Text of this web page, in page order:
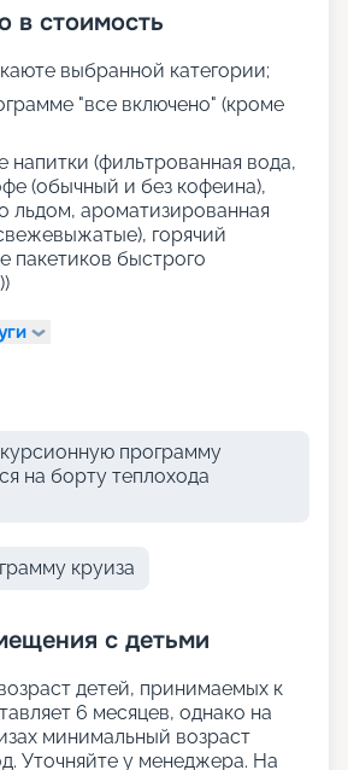
в стоимость
выбранной категории;
"все включено" (кроме
напитки (фильтрованная вода,
(обычный и без кофеина),
льдом, ароматизированная
горячий
пакетиков быстрого
программу
на борту теплохода
круиза
с детьми
детей, принимаемых к
6 месяцев, однако на
минимальный возраст
Уточняйте у менеджера. На